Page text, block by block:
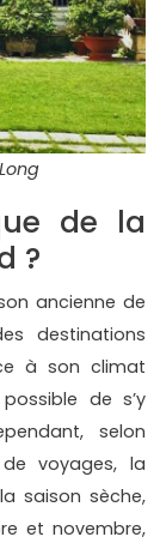
de la
?
ancienne de
destinations
à son climat
de s’y
selon
de voyages, la
saison sèche,
et novembre,